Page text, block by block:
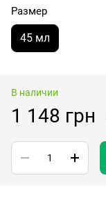
Размер
45 мл
В наличии
1 148 грн